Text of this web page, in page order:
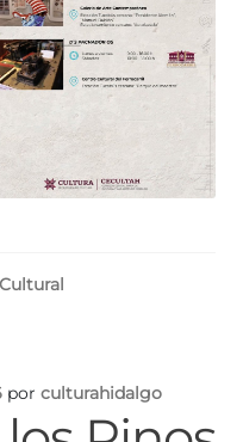
por culturahidalgo